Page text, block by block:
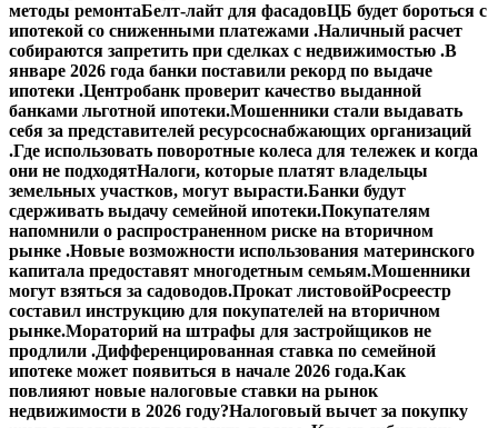
методы ремонтаБелт-лайт для фасадовЦБ будет бороться с
ипотекой со сниженными платежами .Наличный расчет
собираются запретить при сделках с недвижимостью .В
январе 2026 года банки поставили рекорд по выдаче
ипотеки .Центробанк проверит качество выданной
банками льготной ипотеки.Мошенники стали выдавать
себя за представителей ресурсоснабжающих организаций
.Где использовать поворотные колеса для тележек и когда
они не подходятНалоги, которые платят владельцы
земельных участков, могут вырасти.Банки будут
сдерживать выдачу семейной ипотеки.Покупателям
напомнили о распространенном риске на вторичном
рынке .Новые возможности использования материнского
капитала предоставят многодетным семьям.Мошенники
могут взяться за садоводов.Прокат листовойРосреестр
составил инструкцию для покупателей на вторичном
рынке.Мораторий на штрафы для застройщиков не
продлили .Дифференцированная ставка по семейной
ипотеке может появиться в начале 2026 года.Как
повлияют новые налоговые ставки на рынок
недвижимости в 2026 году?Налоговый вычет за покупку